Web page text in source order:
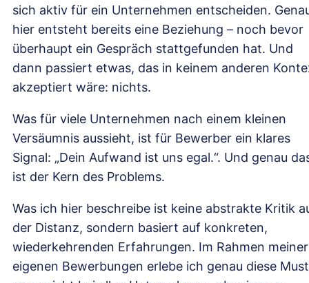
sich aktiv für ein Unternehmen entscheiden.
hier entsteht bereits eine Beziehung – noch bevor
überhaupt ein Gespräch stattgefunden hat. Und
dann passiert etwas, das in keinem anderen
akzeptiert wäre: nichts.
Was für viele Unternehmen nach einem kleinen
Versäumnis aussieht, ist für Bewerber ein klares
Signal: „Dein Aufwand ist uns egal.“. Und genau
ist der Kern des Problems.
Was ich hier beschreibe ist keine abstrakte Kritik
der Distanz, sondern basiert auf konkreten,
wiederkehrenden Erfahrungen. Im Rahmen meiner
eigenen Bewerbungen erlebe ich genau diese